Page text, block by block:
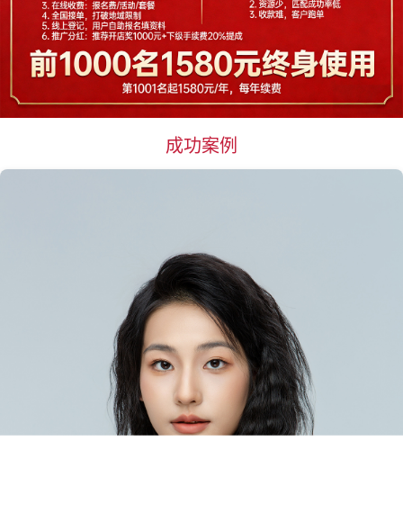
广州 贵阳
嘉兴 金华 济南 济宁
锦州
成功案例